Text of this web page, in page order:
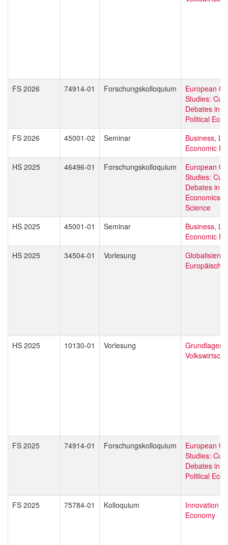
FS 2026 74914-01 Forschungskolloquium
European
Studies:
Debates in
Political
FS 2026
45001-02 Seminar
Business,
Economic
HS 2025
46496-01 Forschungskolloquium
European
Studies:
Debates in
Economics
Science
HS 2025
45001-01 Seminar
Business,
Economic
HS 2025
34504-01 Vorlesung
HS 2025 10130-01 Vorlesung
Grundlagen
FS 2025 74914-01 Forschungskolloquium
European
Studies:
Debates in
Political
FS 2025 75784-01 Kolloquium
Innovation
Economy